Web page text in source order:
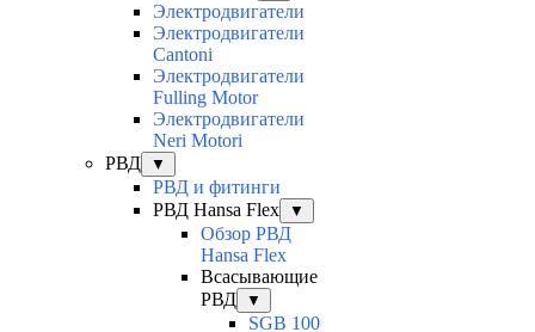
Электродвигатели
Электродвигатели
Cantoni
Электродвигатели
Fulling Motor
Электродвигатели
Neri Motori
РВД
▼
РВД и фитинги
РВД Hansa Flex
▼
Обзор РВД
Hansa Flex
Всасывающие
РВД
▼
SGB 100